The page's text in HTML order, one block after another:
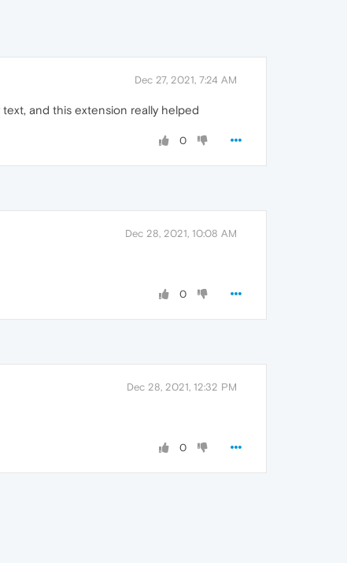
Dec 27, 2021, 7:24 AM
and this extension really helped
0
Dec 28, 2021, 10:08 AM
0
Dec 28, 2021, 12:32 PM
0